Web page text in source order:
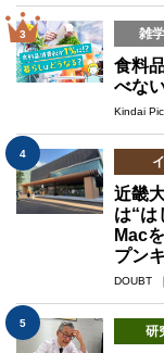
3 雑
食料
べな
Kindai
4
近畿
は“は
Mac
プン
DOUBT
5
研